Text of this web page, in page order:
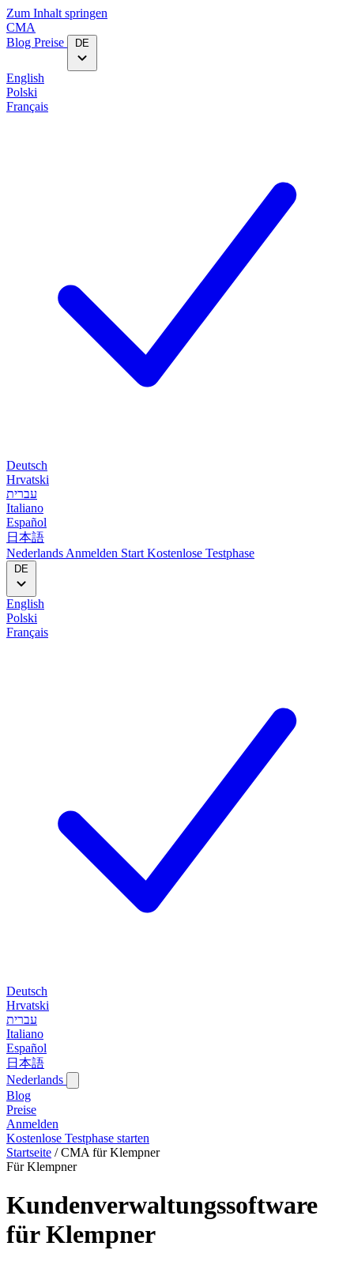
Zum Inhalt springen
CMA
Blog‎ Preise DE
English
Polski
Français
Deutsch
Hrvatski
עברית
Italiano
Español
日本語
Nederlands Anmelden Start Kostenlose Testphase
DE
English
Polski
Français
Deutsch
Hrvatski
עברית
Italiano
Español
日本語
Nederlands
Blog‎
Preise
Anmelden
Kostenlose Testphase starten
Startseite / CMA für Klempner
Für Klempner
Kundenverwaltungssoftware
für Klempner